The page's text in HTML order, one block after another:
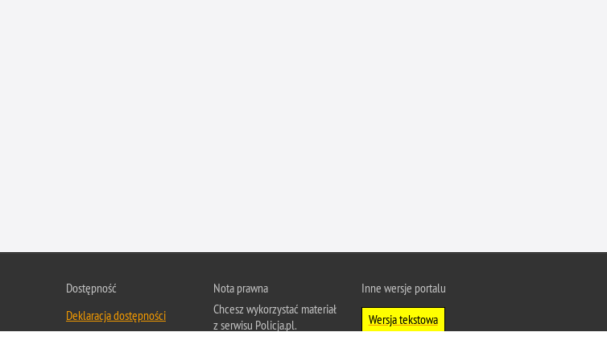
Pożary i podpalenia
Pranie brudnych pieniędzy
Dostępność
Deklaracja dostępności
Nota prawna
Chcesz wykorzystać materiał
z serwisu Policja.pl.
Inne wersje portalu
Wersja tekstowa